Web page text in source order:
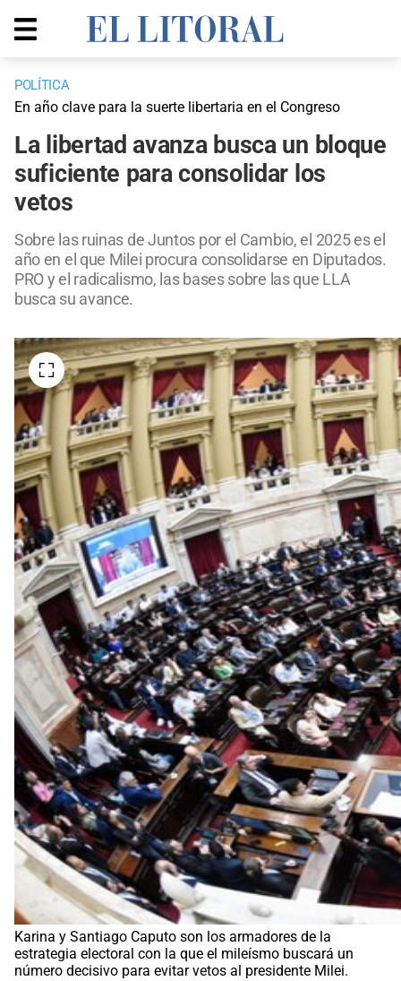
POLÍTICA
En año clave para la suerte libertaria en el Congreso
La libertad avanza busca un bloque
suficiente para consolidar los
vetos
Sobre las ruinas de Juntos por el Cambio, el 2025 es el
año en el que Milei procura consolidarse en Diputados.
PRO y el radicalismo, las bases sobre las que LLA
busca su avance.
Karina y Santiago Caputo son los armadores de la
estrategia electoral con la que el mileísmo buscará un
número decisivo para evitar vetos al presidente Milei.